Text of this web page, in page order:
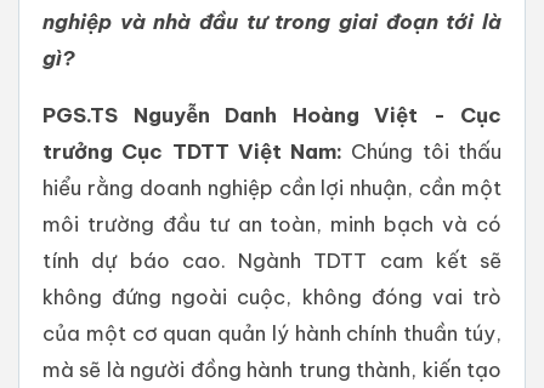
nghiệp và nhà đầu tư trong giai đoạn tới là
gì?
PGS.TS Nguyễn Danh Hoàng Việt - Cục
trưởng Cục TDTT Việt Nam: Chúng tôi thấu
hiểu rằng doanh nghiệp cần lợi nhuận, cần một
môi trường đầu tư an toàn, minh bạch và có
tính dự báo cao. Ngành TDTT cam kết sẽ
không đứng ngoài cuộc, không đóng vai trò
của một cơ quan quản lý hành chính thuần túy,
mà sẽ là người đồng hành trung thành, kiến tạo